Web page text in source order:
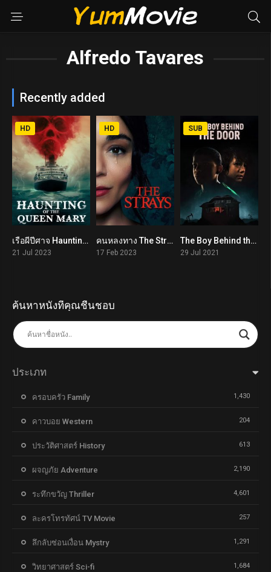
Alfredo Tavares
Recently added
4.3
HD
เรือผีปีศาจ Haunting of the Queen Mary (2023)
21 Jul 2023
4.8
HD
คนหลงทาง The Strays (2023)
17 Feb 2023
7.7
SUB
The Boy Behind the Door (2021)
29 Jul 2021
ค้นหาหนังที่คุณชื่นชอบ
ประเภท
ครอบครัว Family 1,430
คาวบอย Western 204
ประวัติศาสตร์ History 613
ผจญภัย Adventure 2,190
ระทึกขวัญ Thriller 4,601
ละครโทรทัศน์ TV Movie 257
ลึกลับซ่อนเงื่อน Mystry 1,291
วิทยาศาสตร์ Sci-fi 1,684